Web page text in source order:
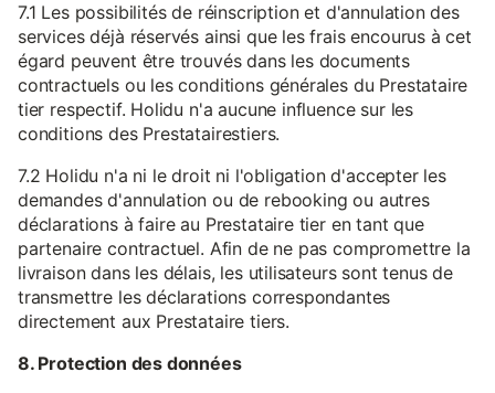
7.1 Les possibilités de réinscription et d'annulation des
services déjà réservés ainsi que les frais encourus à cet
égard peuvent être trouvés dans les documents
contractuels ou les conditions générales du Prestataire
tier respectif. Holidu n'a aucune influence sur les
conditions des Prestatairestiers.
7.2 Holidu n'a ni le droit ni l'obligation d'accepter les
demandes d'annulation ou de rebooking ou autres
déclarations à faire au Prestataire tier en tant que
partenaire contractuel. Afin de ne pas compromettre la
livraison dans les délais, les utilisateurs sont tenus de
transmettre les déclarations correspondantes
directement aux Prestataire tiers.
8. Protection des données